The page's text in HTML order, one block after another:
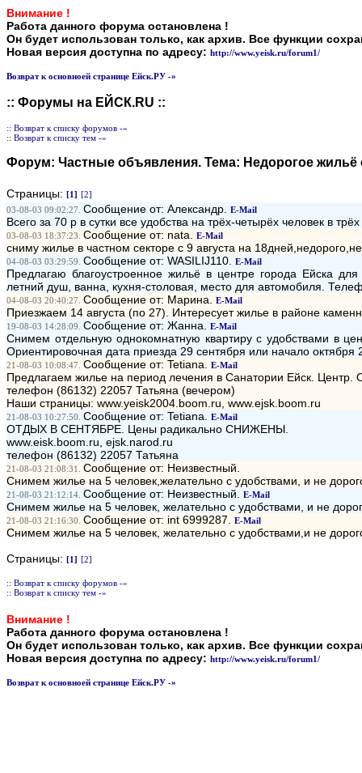
Внимание !
Работа данного форума остановлена !
Он будет использован только, как архив. Все функции
Новая версия доступна по адресу: http://www.yeisk.ru/forum1/
Возврат к основноей странице Ейск.РУ -»
:: Форумы на ЕЙСК.RU ::
:: Возврат к списку форумов -»
:: Возврат к списку тем -»
Форум: Частные объявления. Тема: Недорогое жильё
Страницы: [1] [2]
03-08-03 09:02:27. Сообщение от: Александр. E-Mail
Всего за 70 р в сутки все удобства на трёх-четырёх человек в
03-08-03 18:37:23. Сообщение от: nata. E-Mail
сниму жилье в частном секторе с 9 августа на
04-08-03 03:29:59. Сообщение от: WASILIJ110. E-Mail
Предлагаю благоустроенное жильё в центре города Ейска
летний душ, ванна, кухня-столовая, место для автомобиля.
04-08-03 20:40:27. Сообщение от: Марина. E-Mail
Приезжаем 14 августа (по 27). Интересует жилье в районе
19-08-03 14:28:09. Сообщение от: Жанна. E-Mail
Снимем отдельную однокомнатную квартиру с удобствами в
Ориентировочная дата приезда 29 сентября или начало
21-08-03 10:08:47. Сообщение от: Tetiana. E-Mail
Предлагаем жилье на период лечения в Санатории Ейск. Центр.
телефон (86132) 22057 Татьяна (вечером)
Наши страницы: www.yeisk2004.boom.ru, www.ejsk.boom.ru
21-08-03 10:27:50. Сообщение от: Tetiana. E-Mail
ОТДЫХ В СЕНТЯБРЕ. Цены радикально СНИЖЕНЫ.
www.eisk.boom.ru, ejsk.narod.ru
телефон (86132) 22057 Татьяна
21-08-03 21:08:31. Сообщение от: Неизвестный.
Снимем жилье на 5 человек,желательно с удобствами, и не
21-08-03 21:12:14. Сообщение от: Неизвестный. E-Mail
Снимем жилье на 5 человек, желательно с удобствами, и не
21-08-03 21:16:30. Сообщение от: int 6999287. E-Mail
Cнимем жилье на 5 человек, желательно с удобствами,и не
Страницы: [1] [2]
:: Возврат к списку форумов -»
:: Возврат к списку тем -»
Внимание !
Работа данного форума остановлена !
Он будет использован только, как архив. Все функции
Новая версия доступна по адресу: http://www.yeisk.ru/forum1/
Возврат к основноей странице Ейск.РУ -»